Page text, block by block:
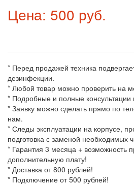
Цена: 500 руб.
* Перед продажей техника
дезинфекции.
* Любой товар можно проверить на
* Подробные и полные консультации
* Заявку можно сделать прямо по
нам.
* Следы эксплуатации на корпусе,
подготовка с заменой необходимых
* Гарантия 3 месяца + возможность
дополнительную плату!
* Доставка от 800 рублей!
* Подключение от 500 рублей!